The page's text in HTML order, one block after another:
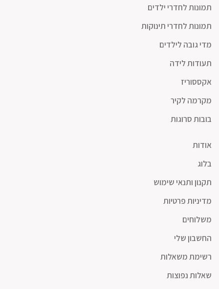
תמונות לחדרי ילדים
תמונות לחדרי תינוקות
מדי גובה לילדים
תעודות לידה
אקססוריז
מקרמה לקיר
בובות סרוגות
אודות
בלוג
תקנון ותנאי שימוש
מדיניות פרטיות
משלוחים
החשבון שלי
רשימת משאלות
שאלות נפוצות